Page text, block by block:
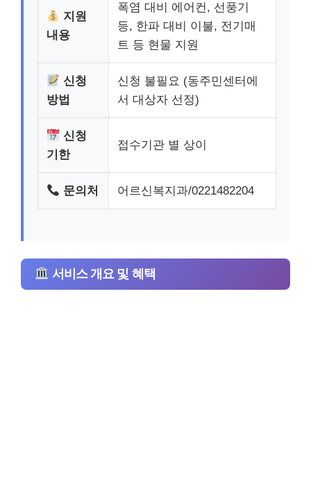
지원
내용
폭염 대비 에어컨, 선풍기
등, 한파 대비 이불, 전기매
트 등 현물 지원
신청
방법
신청 불필요 (동주민센터에
서 대상자 선정)
신청
기한
접수기관 별 상이
문의처 어르신복지과/0221482204
서비스 개요 및 혜택